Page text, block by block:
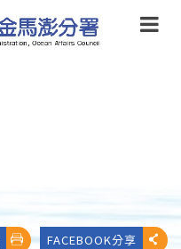
FACEBOOK分享